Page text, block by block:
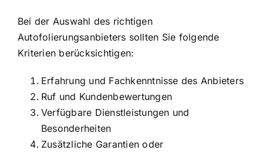
Bei der Auswahl des richtigen
Autofolierungsanbieters sollten Sie folgende
Kriterien berücksichtigen:
Erfahrung und Fachkenntnisse des Anbieters
Ruf und Kundenbewertungen
Verfügbare Dienstleistungen und
Besonderheiten
Zusätzliche Garantien oder